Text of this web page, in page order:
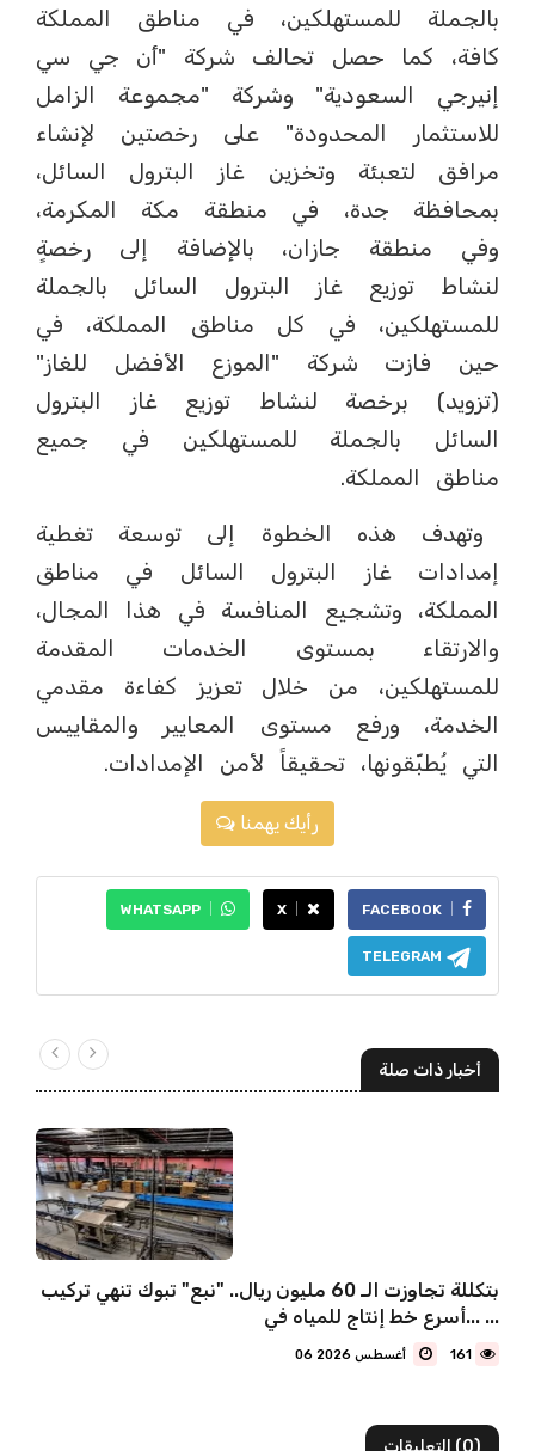
بالجملة للمستهلكين، في مناطق المملكة
كافة، كما حصل تحالف شركة "أن جي سي
إنيرجي السعودية" وشركة "مجموعة الزامل
للاستثمار المحدودة" على رخصتين لإنشاء
مرافق لتعبئة وتخزين غاز البترول السائل،
بمحافظة جدة، في منطقة مكة المكرمة،
وفي منطقة جازان، بالإضافة إلى رخصةٍ
لنشاط توزيع غاز البترول السائل بالجملة
للمستهلكين، في كل مناطق المملكة، في
حين فازت شركة "الموزع الأفضل للغاز"
(تزويد) برخصة لنشاط توزيع غاز البترول
السائل بالجملة للمستهلكين في جميع
مناطق المملكة.
وتهدف هذه الخطوة إلى توسعة تغطية
إمدادات غاز البترول السائل في مناطق
المملكة، وتشجيع المنافسة في هذا المجال،
والارتقاء بمستوى الخدمات المقدمة
للمستهلكين، من خلال تعزيز كفاءة مقدمي
الخدمة، ورفع مستوى المعايير والمقاييس
التي يُطبّقونها، تحقيقاً لأمن الإمدادات.
رأيك يهمنا
FACEBOOK
X
WHATSAPP
TELEGRAM
أخبار ذات صلة
بتكللة تجاوزت الـ 60 مليون ريال.. "نبع" تبوك تنهي تركيب
أسرع خط إنتاج للمياه في... ...
161
(0) التعليقات